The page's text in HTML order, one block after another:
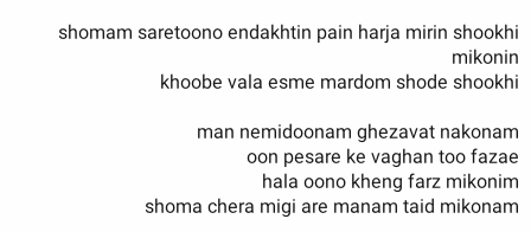
shomam saretoono endakhtin pain harja mirin shookhi
mikonin
khoobe vala esme mardom shode shookhi
man nemidoonam ghezavat nakonam
oon pesare ke vaghan too fazae
hala oono kheng farz mikonim
shoma chera migi are manam taid mikonam